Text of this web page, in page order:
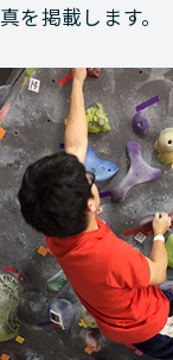
真を掲載します。